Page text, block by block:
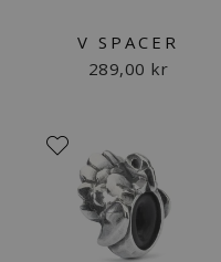
V SPACER
289,00 kr